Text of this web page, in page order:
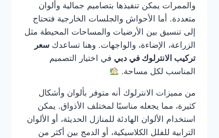
والممرات يمكن تنفيذها بتصاميم جمالية وألوان
متعددة. أما الأحواش والجلسات الخارجية فتحتاج
إلى تنسيق بين الأرضيات والمساحات المحيطة مثل
الزراعة، الإضاءة، والواجهات. وهنا تساعدك سعر
تركيب الانترلوك في دبي في اختيار التصميم
المناسب لكل مساحة.
من مميزات الانترلوك أنه متوفر بألوان وأشكال
كثيرة، مما يجعله مناسبًا لمختلف الأذواق. يمكن
استخدام الألوان الهادئة للمنازل الحديثة، أو الألوان
الترابية للفلل الكلاسيكية، أو الدمج بين أكثر من